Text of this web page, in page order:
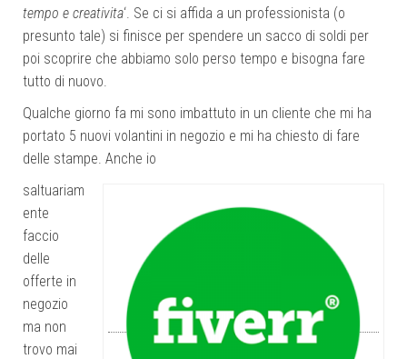
volantini low cost,volantini online creare,volantini personalizzati
volantini pieghevoli,volantini promozioni, volantini pubblicitari
online,volantini pubblicitari prezzi,volantini stampa offerte
0 Comments
tempo e creativita‘. Se ci si affida a un professionista (o
presunto tale) si finisce per spendere un sacco di soldi per
poi scoprire che abbiamo solo perso tempo e bisogna fare
tutto di nuovo.
Qualche giorno fa mi sono imbattuto in un cliente che mi ha
portato 5 nuovi volantini in negozio e mi ha chiesto di fare
delle stampe. Anche io
saltuariam
ente
faccio
delle
offerte in
negozio
ma non
trovo mai